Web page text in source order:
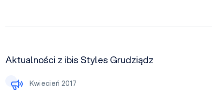
Aktualności z ibis Styles Grudziądz
Kwiecień 2017